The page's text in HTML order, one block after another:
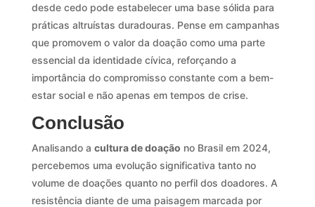
desde cedo pode estabelecer uma base sólida para
práticas altruístas duradouras. Pense em campanhas
que promovem o valor da doação como uma parte
essencial da identidade cívica, reforçando a
importância do compromisso constante com a bem-
estar social e não apenas em tempos de crise.
Conclusão
Analisando a cultura de doação no Brasil em 2024,
percebemos uma evolução significativa tanto no
volume de doações quanto no perfil dos doadores. A
resistência diante de uma paisagem marcada por